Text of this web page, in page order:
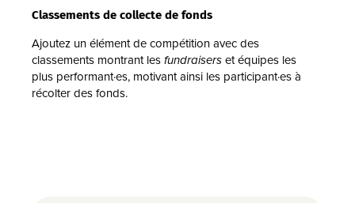
Classements de collecte de fonds
Ajoutez un élément de compétition avec des
classements montrant lesfundraiserset équipes les
plus performant·es, motivant ainsi les participant·es à
récolter des fonds.